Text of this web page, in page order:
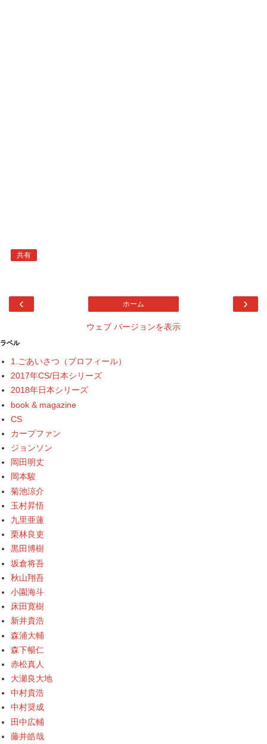
共有
‹ ›
ホーム
ウェブ バージョンを表示
ラベル
1.ごあいさつ（プロフィール）
2017年CS/日本シリーズ
2018年日本シリーズ
book & magazine
CS
カープファン
ジョンソン
岡田明丈
岡本駿
菊池涼介
玉村昇悟
九里亜蓮
栗林良吏
黒田博樹
坂倉将吾
秋山翔吾
小園海斗
床田寛樹
新井貴浩
森浦大輔
森下暢仁
赤松真人
大瀬良大地
中村貴浩
中村奨成
田中広輔
藤井皓哉